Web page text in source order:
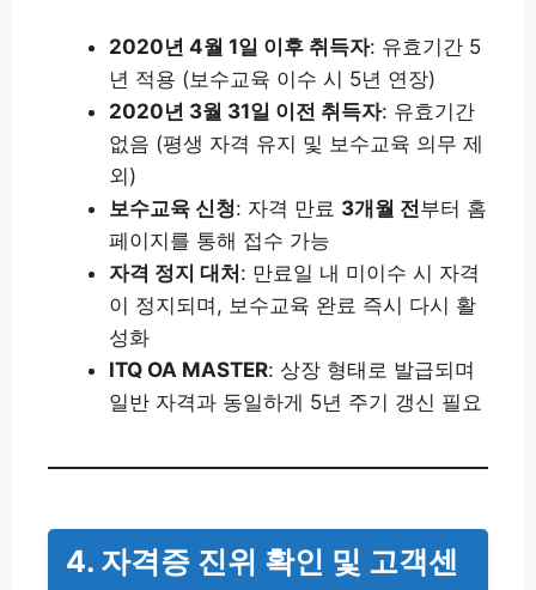
2020년 4월 1일 이후 취득자: 유효기간 5
년 적용 (보수교육 이수 시 5년 연장)
2020년 3월 31일 이전 취득자: 유효기간
없음 (평생 자격 유지 및 보수교육 의무 제
외)
보수교육 신청: 자격 만료 3개월 전부터 홈
페이지를 통해 접수 가능
자격 정지 대처 : 만료일 내 미이수 시 자격
이 정지되며, 보수교육 완료 즉시 다시 활
성화
ITQ OA MASTER: 상장 형태로 발급되며
일반 자격과 동일하게 5년 주기 갱신 필요
4. 자격증 진위 확인 및 고객센